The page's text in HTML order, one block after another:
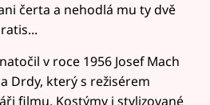
čerta a nehodlá mu ty dvě
v roce 1956 Josef Mach
Drdy, který s režisérem
filmu. Kostýmy i stylizované